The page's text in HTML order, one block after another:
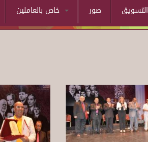
صور التسويق